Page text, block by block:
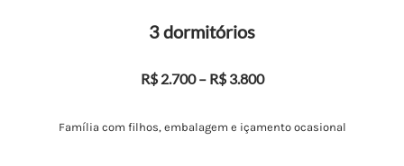
3 dormitórios
R$ 2.700 – R$ 3.800
Família com filhos, embalagem e içamento ocasional